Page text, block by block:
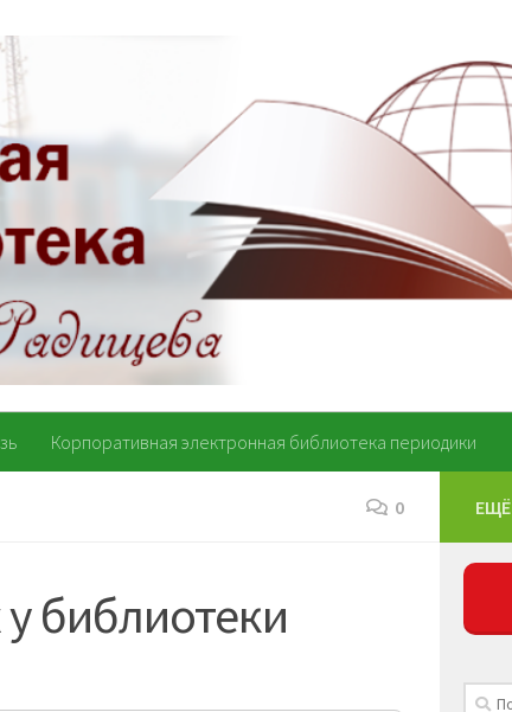
Корпоративная электронная библиотека периодики
0
у библиотеки
ЕЩЁ
Найти: